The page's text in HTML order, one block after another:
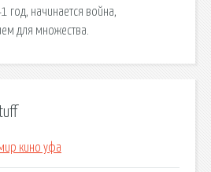
год, начинается война,
для множества.
кино уфа